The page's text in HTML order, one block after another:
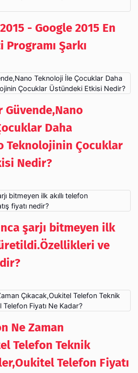
- Google 2015 En
Programı Şarkı
Güvende,Nano
Daha
Teknolojinin Çocuklar
Nedir?
şarjı bitmeyen ilk
ve
Ne Zaman
Telefon Teknik
Telefon Fiyatı